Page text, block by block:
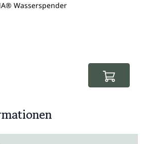
Wasserspender